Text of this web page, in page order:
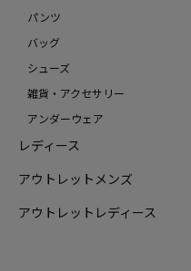
パンツ
バッグ
シューズ
雑貨・アクセサリー
アンダーウェア
レディース
アウトレットメンズ
アウトレットレディース